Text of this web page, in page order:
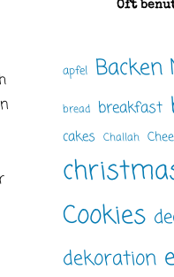
Oft
apfel Backen
bread breakfast
cakes Challah
Cookies
dekoration